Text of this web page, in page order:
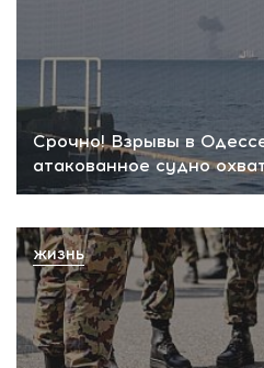
Срочно! Взрывы в
атакованное судно
ЖИЗНЬ